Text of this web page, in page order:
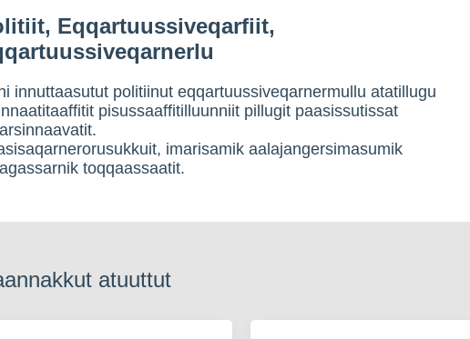
Eqqartuussiveqarfiit,
innuttaasutut politiinut eqqartuussiveqarnermullu atatillugu
pisussaaffitilluunniit pillugit paasissutissat
imarisamik aalajangersimasumik
toqqaassaatit.
atuuttut